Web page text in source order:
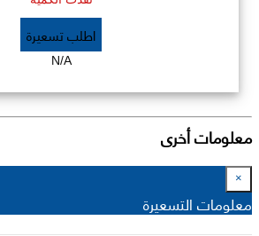
اطلب تسعيرة
N/A
معلومات أخرى
×
معلومات التسعيرة